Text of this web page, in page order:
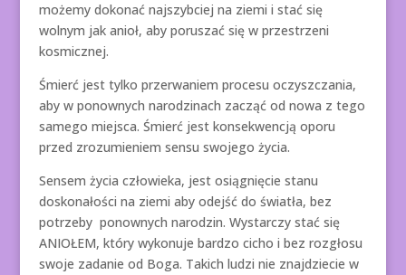
możemy dokonać najszybciej na ziemi i stać się
wolnym jak anioł, aby poruszać się w przestrzeni
kosmicznej.
Śmierć jest tylko przerwaniem procesu oczyszczania,
aby w ponownych narodzinach zacząć od nowa z tego
samego miejsca. Śmierć jest konsekwencją oporu
przed zrozumieniem sensu swojego życia.
Sensem życia człowieka, jest osiągnięcie stanu
doskonałości na ziemi aby odejść do światła, bez
potrzeby ponownych narodzin. Wystarczy stać się
ANIOŁEM, który wykonuje bardzo cicho i bez rozgłosu
swoje zadanie od Boga. Takich ludzi nie znajdziecie w